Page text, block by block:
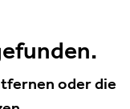
oder die